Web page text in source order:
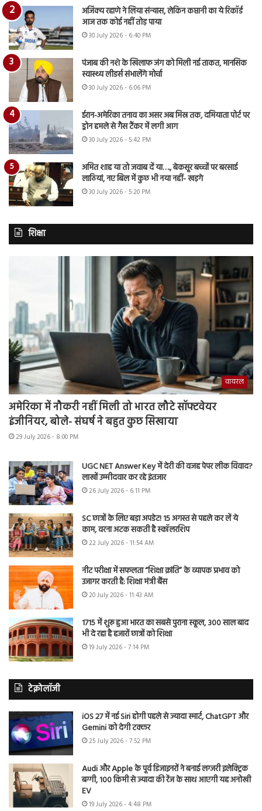
अजिंक्य रहाणे ने लिया संन्यास, लेकिन कप्तानी का ये रिकॉर्ड
आज तक कोई नहीं तोड़ पाया
30 July 2026 - 6:40 PM
पंजाब की नशे के खिलाफ जंग को मिली नई ताकत, मानसिक
स्वास्थ्य लीडर्स संभालेंगे मोर्चा
30 July 2026 - 6:06 PM
ईरान-अमेरिका तनाव का असर अब मिस्र तक, दमियाता पोर्ट पर
ड्रोन हमले से गैस टैंकर में लगी आग
30 July 2026 - 5:42 PM
अमित शाह या तो जवाब दें या…., बेकसूर बच्चों पर बरसाई
लाठियां, नए बिल में कुछ भी नया नहीं- खड़गे
30 July 2026 - 5:20 PM
शिक्षा
वायरल
अमेरिका में नौकरी नहीं मिली तो भारत लौटे सॉफ्टवेयर
इंजीनियर, बोले- संघर्ष ने बहुत कुछ सिखाया
29 July 2026 - 8:00 PM
UGC NET Answer Key में देरी की वजह पेपर लीक विवाद?
लाखों उम्मीदवार कर रहे इंतजार
26 July 2026 - 6:11 PM
SC छात्रों के लिए बड़ा अपडेट! 15 अगस्त से पहले कर लें ये
काम, वरना अटक सकती है स्कॉलरशिप
22 July 2026 - 11:54 AM
नीट परीक्षा में सफलता “शिक्षा क्रांति” के व्यापक प्रभाव को
उजागर करती है: शिक्षा मंत्री बैंस
20 July 2026 - 11:43 AM
1715 में शुरू हुआ भारत का सबसे पुराना स्कूल, 300 साल बाद
भी दे रहा है हजारों छात्रों को शिक्षा
19 July 2026 - 7:14 PM
टेक्नोलॉजी
iOS 27 में नई Siri होगी पहले से ज्यादा स्मार्ट, ChatGPT और
Gemini को देगी टक्कर
25 July 2026 - 7:52 PM
Audi और Apple के पूर्व डिजाइनरों ने बनाई लग्जरी इलेक्ट्रिक
बग्गी, 100 किमी से ज्यादा की रेंज के साथ आएगी यह अनोखी
EV
19 July 2026 - 4:48 PM